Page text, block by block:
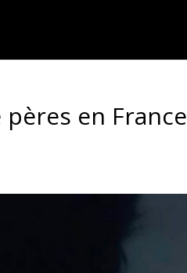
en France